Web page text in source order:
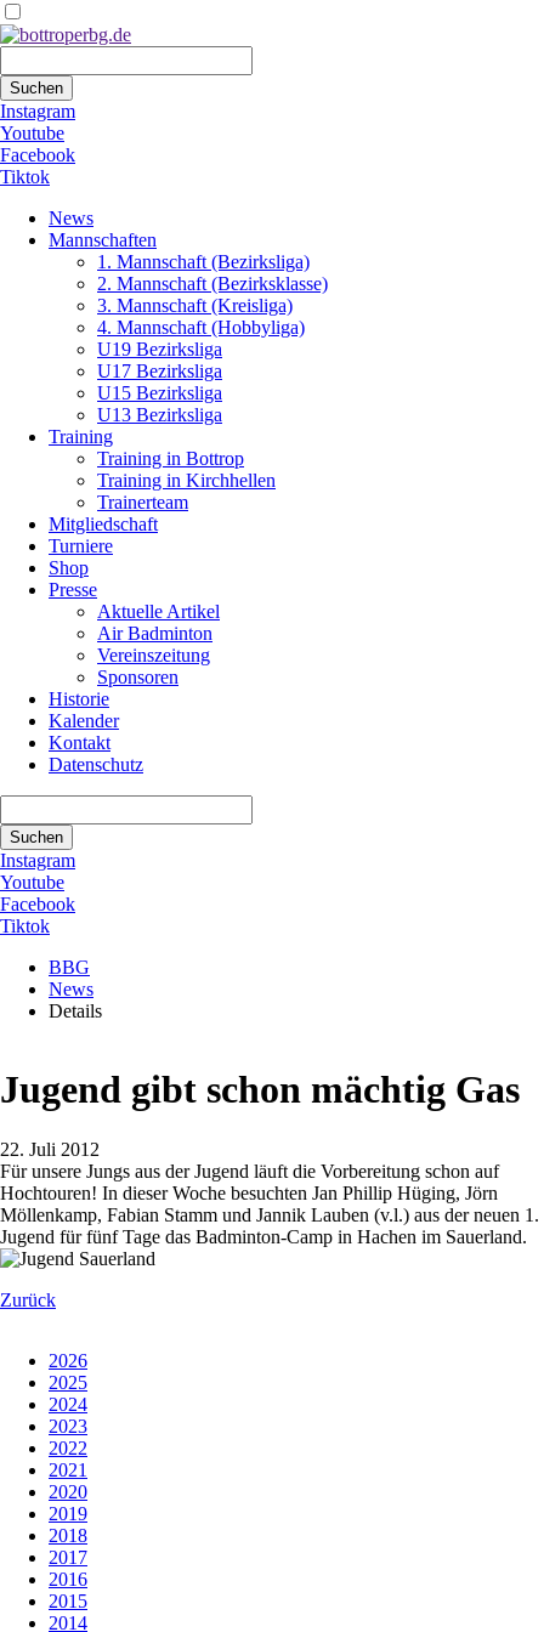
Suchen
Instagram
Youtube
Facebook
Tiktok
überspringen
News
Mannschaften
1. Mannschaft (Bezirksliga)
2. Mannschaft (Bezirksklasse)
3. Mannschaft (Kreisliga)
4. Mannschaft (Hobbyliga)
U19 Bezirksliga
U17 Bezirksliga
U15 Bezirksliga
U13 Bezirksliga
Training
Training in Bottrop
Training in Kirchhellen
Trainerteam
Mitgliedschaft
Turniere
Shop
Presse
Aktuelle Artikel
Air Badminton
Vereinszeitung
Sponsoren
Historie
Kalender
Kontakt
Datenschutz
Suchen
Instagram
Youtube
Facebook
Tiktok
BBG
News
Details
Jugend gibt schon mächtig Gas
22. Juli 2012
Für unsere Jungs aus der Jugend läuft die Vorbereitung schon auf
Hochtouren! In dieser Woche besuchten Jan Phillip Hüging, Jörn
Möllenkamp, Fabian Stamm und Jannik Lauben (v.l.) aus der neuen 1.
Jugend für fünf Tage das Badminton-Camp in Hachen im Sauerland.
Zurück
2026
2025
2024
2023
2022
2021
2020
2019
2018
2017
2016
2015
2014